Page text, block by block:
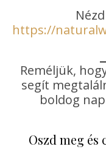
https://
Reméljük,
segít
boldog
Oszd meg és